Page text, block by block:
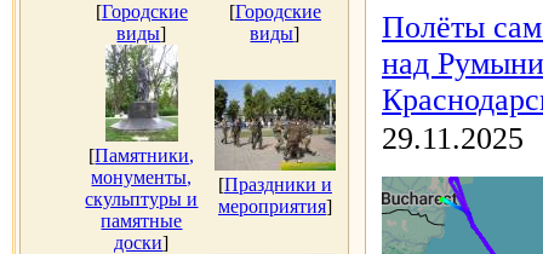
[Городские
виды]
[Городские
виды]
[Памятники,
монументы,
скульптуры и
памятные
доски]
[Праздники и
мероприятия]
Полёты
над
29.11.2025